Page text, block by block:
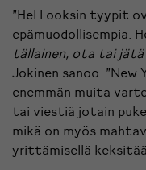
”Hel Looksin tyypit
epämuodollisempia.
tällainen, ota tai jätä
Jokinen sanoo. ”New
enemmän muita
tai viestiä jotain
mikä on myös
yrittämisellä